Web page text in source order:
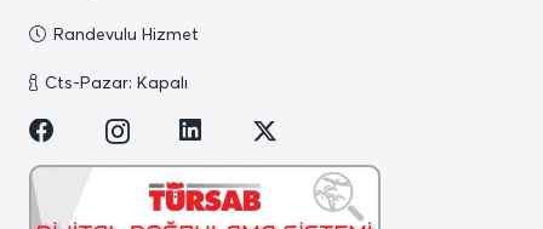
Randevulu Hizmet
Cts-Pazar: Kapalı